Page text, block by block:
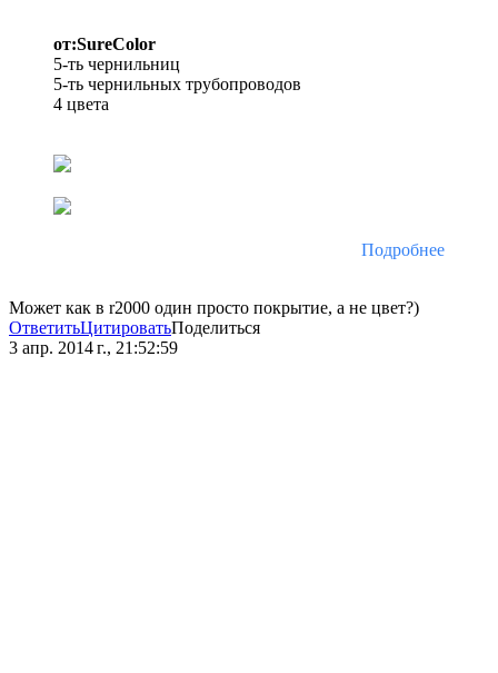
от:SureColor
5-ть чернильниц
5-ть чернильных трубопроводов
4 цвета
Подробнее
Может как в r2000 один просто покрытие, а не цвет?)
ОтветитьЦитироватьПоделиться
3 апр. 2014 г., 21:52:59